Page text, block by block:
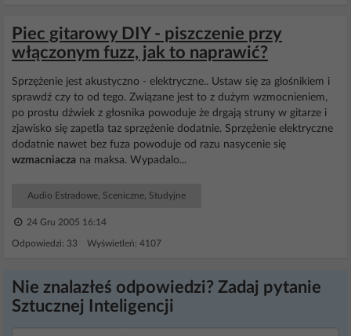
Piec gitarowy DIY - piszczenie przy
włączonym fuzz, jak to naprawić?
Sprzężenie jest akustyczno - elektryczne.. Ustaw się za glośnikiem i
sprawdź czy to od tego. Związane jest to z dużym wzmocnieniem,
po prostu dźwiek z głosnika powoduje że drgają struny w gitarze i
zjawisko się zapetla taz sprzężenie dodatnie. Sprzężenie elektryczne
dodatnie nawet bez fuza powoduje od razu nasycenie się
wzmacniacza na maksa. Wypadalo...
Audio Estradowe, Sceniczne, Studyjne
24 Gru 2005 16:14
Odpowiedzi: 33 Wyświetleń: 4107
Nie znalazłeś odpowiedzi? Zadaj pytanie
Sztucznej Inteligencji